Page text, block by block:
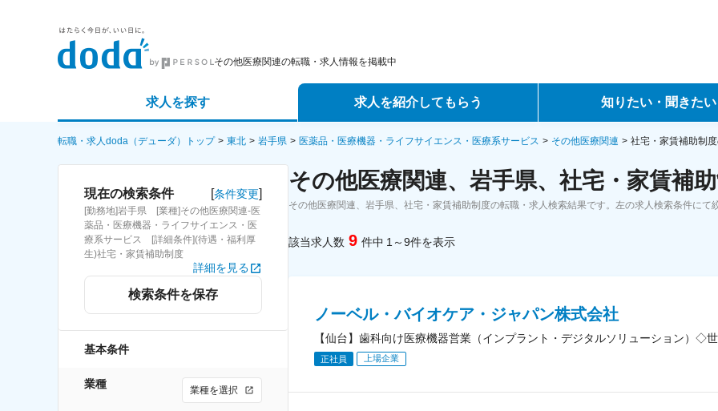
その他医療関連の転職・求人情報を掲載中
求人を探す
詳細条件から探す
求人特集から探す
求人を紹介してもらう
エージェントサービス
スカウトサービス
知りたい・聞きたい
転職ノウハウ
データで見る転職
転職・求人doda（デューダ）トップ 東北 岩手県 医薬品・医療機器・ライフサイエンス・医療系サービス その他医療関連 社宅・家賃補助制
現在の検索条件 [条件変更]
[勤務地]岩手県 [業種]その他医療関連-医
薬品・医療機器・ライフサイエンス・医
療系サービス [詳細条件](待遇・福利厚
生)社宅・家賃補助制度
詳細を見る
検索条件を保存
基本条件
業種 業種を選択
その他医療関連、岩手県、社宅・家賃補
その他医療関連、岩手県、社宅・家賃補助制度の転職・求人検索結果です。左の求人検索条件にて
該当求人数 9 件中 1～9件を表示
ノーベル・バイオケア・ジャパン株式会社
【仙台】歯科向け医療機器営業（インプラント・デジタルソリューション）◇
正社員 上場企業